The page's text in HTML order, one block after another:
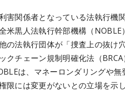
害関係者となっている法執行機
米黒人法執行幹部機構（NOBLE
の法執行団体が「捜査上の抜け
クチェーン規制明確化法（
は、マネーロンダリングや無
限には変更がないとの立場を示し